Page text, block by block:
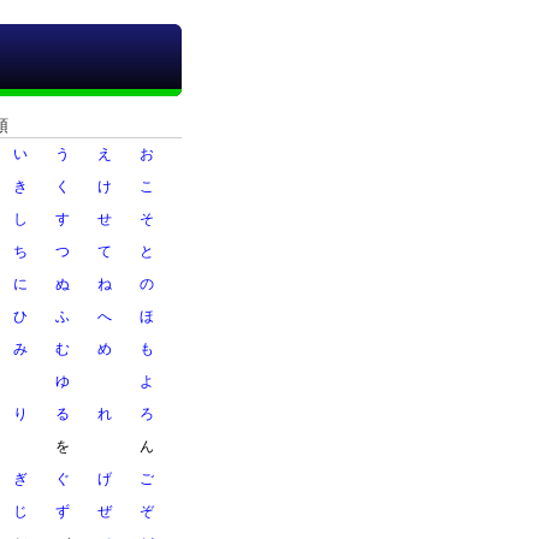
い う え
お
き く け
こ
し す せ
そ
ち つ て
と
に ぬ ね
の
ひ ふ へ
ほ
み む め
も
ゆ
よ
り る れ
ろ
を
ん
ぎ ぐ げ
ご
じ ず ぜ
ぞ